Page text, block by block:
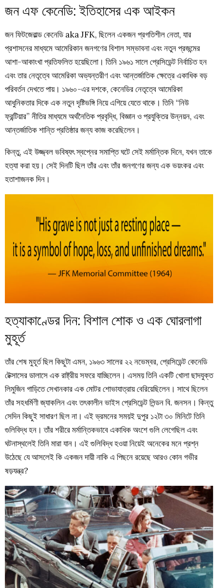
জন এফ কেনেডি: ইতিহাসের এক আইকন
জন ফিটজেরাল্ড কেনেডি aka JFK, ছিলেন একজন প্রগতিশীল নেতা, যার
প্রশাসনের মাধ্যমে আমেরিকান জনগণের বিশাল সম্ভাবনা এবং নতুন প্রজন্মের
আশা-আকাংখা প্রতিফলিত হয়েছিলো। তিনি ১৯৬১ সালে প্রেসিডেন্ট নির্বাচিত হন
এবং তার নেতৃত্বে আমেরিকা অভ্যন্তরীণ এবং আন্তর্জাতিক ক্ষেত্রে একাধিক বড়
পরিবর্তন দেখতে পায়। ১৯৬০-এর দশকে, কেনেডির নেতৃত্বে আমেরিকা
আধুনিকতার দিকে এক নতুন দৃষ্টিভঙ্গি নিয়ে এগিয়ে যেতে থাকে। তিনি “নিউ
ফ্রন্টিয়ার” নীতির মাধ্যমে অর্থনৈতিক প্রবৃদ্ধি, বিজ্ঞান ও প্রযুক্তির উন্নয়ন, এবং
আন্তর্জাতিক শান্তি প্রতিষ্ঠার জন্য কাজ করেছিলেন।
কিন্তু, এই উজ্জ্বল ভবিষ্যৎ স্বপ্নের সমাপ্তি ঘটে সেই মর্মান্তিক দিনে, যখন তাকে
হত্যা করা হয়। সেই দিনটি ছিল তাঁর এবং তাঁর জনগণের জন্য এক ভয়ংকর এবং
হতাশাজনক দিন।
হত্যাকাণ্ডের দিন: বিশাল শোক ও এক ঘোরলাগা
মুহূর্ত
তাঁর শেষ মুহূর্ত ছিল কিছুটা এমন, ১৯৬৩ সালের ২২ নভেম্বর, প্রেসিডেন্ট কেনেডি
টেক্সাসের ডালাসে এক রাষ্ট্রীয় সফরে যাচ্ছিলেন। এসময় তিনি একটি খোলা ছাদযুক্ত
লিমুজিন গাড়িতে সেখানকার এক মোটর শোভাযাত্রায় বেরিয়েছিলেন। সাথে ছিলেন
তাঁর সহধর্মিণী জ্যাকলিন এবং তৎকালীন ভাইস প্রেসিডেন্ট লিন্ডন বি. জনসন। কিন্তু
সেদিন কিছুই সাধারণ ছিল না। এই ভ্রমনের সময়ই দুপুর ১২টা ৩০ মিনিটে তিনি
গুলিবিদ্ধ হন। তাঁর শরীরে মর্মান্তিকভাবে একাধিক অংশে গুলি লেগেছিল এবং
ঘটনাস্থলেই তিনি মারা যান। এই গুলিবিদ্ধ হওয়া নিয়েই অনেকের মনে প্রশ্ন
উঠেছে যে আসলেই কি একজন দায়ী নাকি এ পিছনে রয়েছে আরও কোন গভীর
ষড়যন্ত্র?